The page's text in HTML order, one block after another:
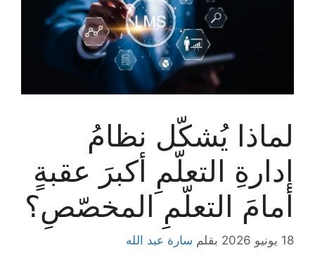
لماذا يُشكّل نظامُ
إدارةِ التعلّمِ أكبرَ عقبةٍ
أمامَ التعلّمِ المخصّصِ؟
18 يونيو 2026 بقلم سارة عبد الله